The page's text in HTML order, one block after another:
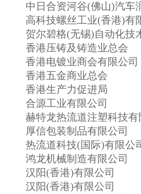
中日合资河谷(佛山)汽车
高科技螺丝工业(香港)有
贺尔碧格(无锡)自动化技
香港压铸及铸造业总会
香港电镀业商会有限公司
香港五金商业总会
香港生产力促进局
合源工业有限公司
赫特龙热流道注塑科技有
厚信包装制品有限公司
热流道科技(国际)有限公
鸿龙机械制造有限公司
汉阳(香港)有限公司
汉阳(香港)有限公司